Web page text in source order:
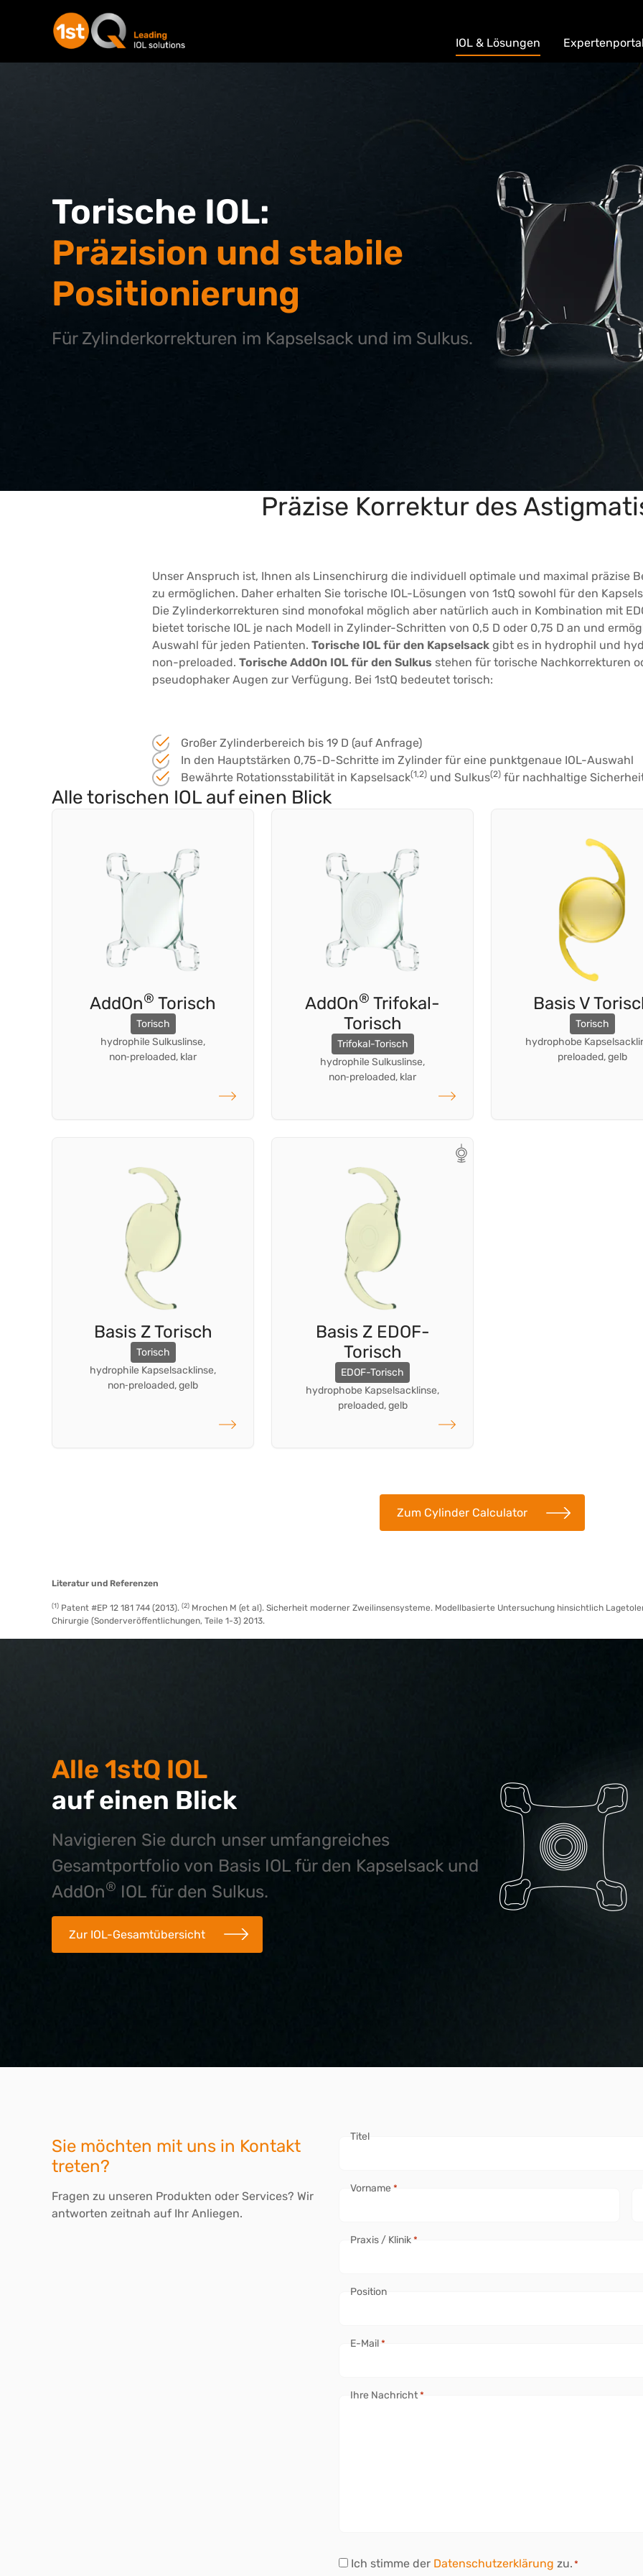
IOL & Lösungen Expertenportal
Torische IOL:
Präzision und stabile
Positionierung
Für Zylinderkorrekturen im Kapselsack und im Sulkus.
Präzise Korrektur des
Unser Anspruch ist, Ihnen als Linsenchirurg die individuell optimale und maximal präzise
zu ermöglichen. Daher erhalten Sie torische IOL-Lösungen von 1stQ sowohl für den
Die Zylinderkorrekturen sind monofokal möglich aber natürlich auch in Kombination mit
bietet torische IOL je nach Modell in Zylinder-Schritten von 0,5 D oder 0,75 D an und
Auswahl für jeden Patienten. Torische IOL für den Kapselsack gibt es in hydrophil und
non-preloaded. Torische AddOn IOL für den Sulkus stehen für torische Nachkorrekturen
pseudophaker Augen zur Verfügung. Bei 1stQ bedeutet torisch:
Großer Zylinderbereich bis 19 D (auf Anfrage)
In den Hauptstärken 0,75-D-Schritte im Zylinder für eine punktgenaue IOL-Auswahl
Bewährte Rotationsstabilität in Kapselsack(1,2) und Sulkus(2) für nachhaltige
Alle torischen IOL auf einen Blick
AddOn® Torisch
Torisch
hydrophile Sulkuslinse,
non‑preloaded, klar
weiterlesen
AddOn® Trifokal-
Torisch
Trifokal-Torisch
hydrophile Sulkuslinse,
non‑preloaded, klar
weiterlesen
Basis V
Torisch
hydrophobe
preloaded, gelb
Basis Z Torisch
Torisch
hydrophile Kapselsacklinse,
non‑preloaded, gelb
weiterlesen
Basis Z EDOF-
Torisch
EDOF-Torisch
hydrophobe Kapselsacklinse,
preloaded, gelb
weiterlesen
Zum Cylinder Calculator
Literatur und Referenzen
(1) Patent #EP 12 181 744 (2013). (2) Mrochen M (et al). Sicherheit moderner Zweilinsensysteme. Modellbasierte Untersuchung hinsichtlich
Chirurgie (Sonderveröffentlichungen, Teile 1-3) 2013.
Alle 1stQ IOL
auf einen Blick
Navigieren Sie durch unser umfangreiches
Gesamtportfolio von Basis IOL für den Kapselsack und
AddOn® IOL für den Sulkus.
Zur IOL-Gesamtübersicht
Sie möchten mit uns in Kontakt
treten?
Fragen zu unseren Produkten oder Services? Wir
antworten zeitnah auf Ihr Anliegen.
Titel
Vorname *
Praxis / Klinik *
Position
E-Mail *
Ihre Nachricht *
a
Ich stimme der Datenschutzerklärung zu. *